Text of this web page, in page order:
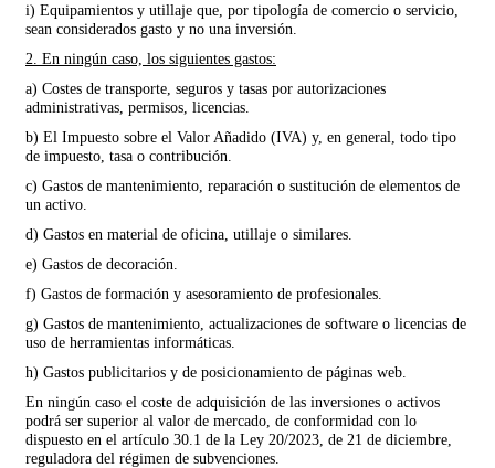
i) Equipamientos y utillaje que, por tipología de comercio o servicio,
sean considerados gasto y no una inversión.
2. En ningún caso, los siguientes gastos:
a) Costes de transporte, seguros y tasas por autorizaciones
administrativas, permisos, licencias.
b) El Impuesto sobre el Valor Añadido (IVA) y, en general, todo tipo
de impuesto, tasa o contribución.
c) Gastos de mantenimiento, reparación o sustitución de elementos de
un activo.
d) Gastos en material de oficina, utillaje o similares.
e) Gastos de decoración.
f) Gastos de formación y asesoramiento de profesionales.
g) Gastos de mantenimiento, actualizaciones de software o licencias de
uso de herramientas informáticas.
h) Gastos publicitarios y de posicionamiento de páginas web.
En ningún caso el coste de adquisición de las inversiones o activos
podrá ser superior al valor de mercado, de conformidad con lo
dispuesto en el artículo 30.1 de la Ley 20/2023, de 21 de diciembre,
reguladora del régimen de subvenciones.